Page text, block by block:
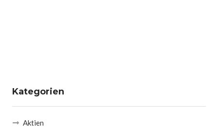
Kategorien
Aktien